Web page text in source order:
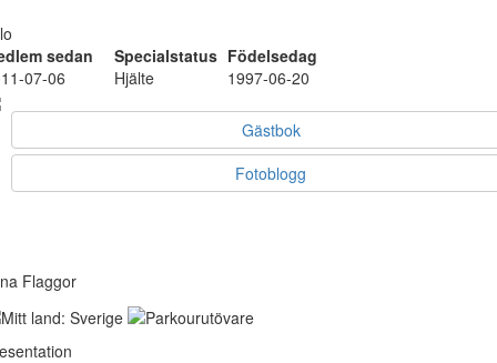
sedan
Specialstatus Födelsedag
07-06
Hjälte 1997-06-20
Gästbok
Fotoblogg
Flaggor